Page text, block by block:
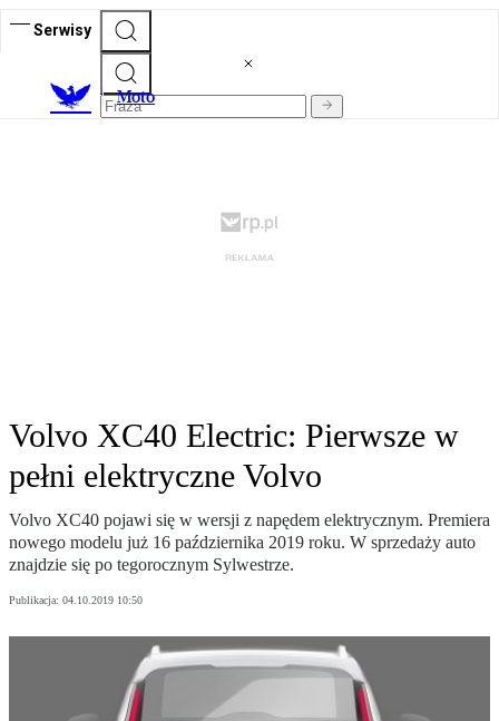
Serwisy
Moto
Volvo XC40 Electric: Pierwsze w
pełni elektryczne Volvo
Volvo XC40 pojawi się w wersji z napędem elektrycznym. Premiera
nowego modelu już 16 października 2019 roku. W sprzedaży auto
znajdzie się po tegorocznym Sylwestrze.
Publikacja: 04.10.2019 10:50